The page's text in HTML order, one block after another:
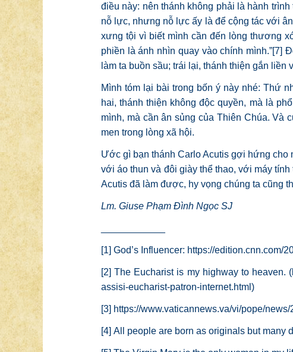
điều này: nên thánh không phải là hành
nỗ lực, nhưng nỗ lực ấy là để cộng tác với
xưng tội vì biết mình cần đến lòng thương
phiền là ánh nhìn quay vào chính mình.”[7]
làm ta buồn sầu; trái lại, thánh thiện gắn
Mình tóm lại bài trong bốn ý này nhé: Thứ
hai, thánh thiện không độc quyền, mà là
mình, mà cần ân sủng của Thiên Chúa. Và
men trong lòng xã hội.
Ước gì bạn thánh Carlo Acutis gợi hứng
với áo thun và đôi giày thể thao, với máy
Acutis đã làm được, hy vọng chúng ta cũng
Lm. Giuse Phạm Đình Ngọc SJ
[1] God’s Influencer: https://edition.cnn.com/
[2] The Eucharist is my highway to heaven. (
assisi-eucharist-patron-internet.html )
[3] https://www.vaticannews.va/vi/pope/
[4] All people are born as originals but many